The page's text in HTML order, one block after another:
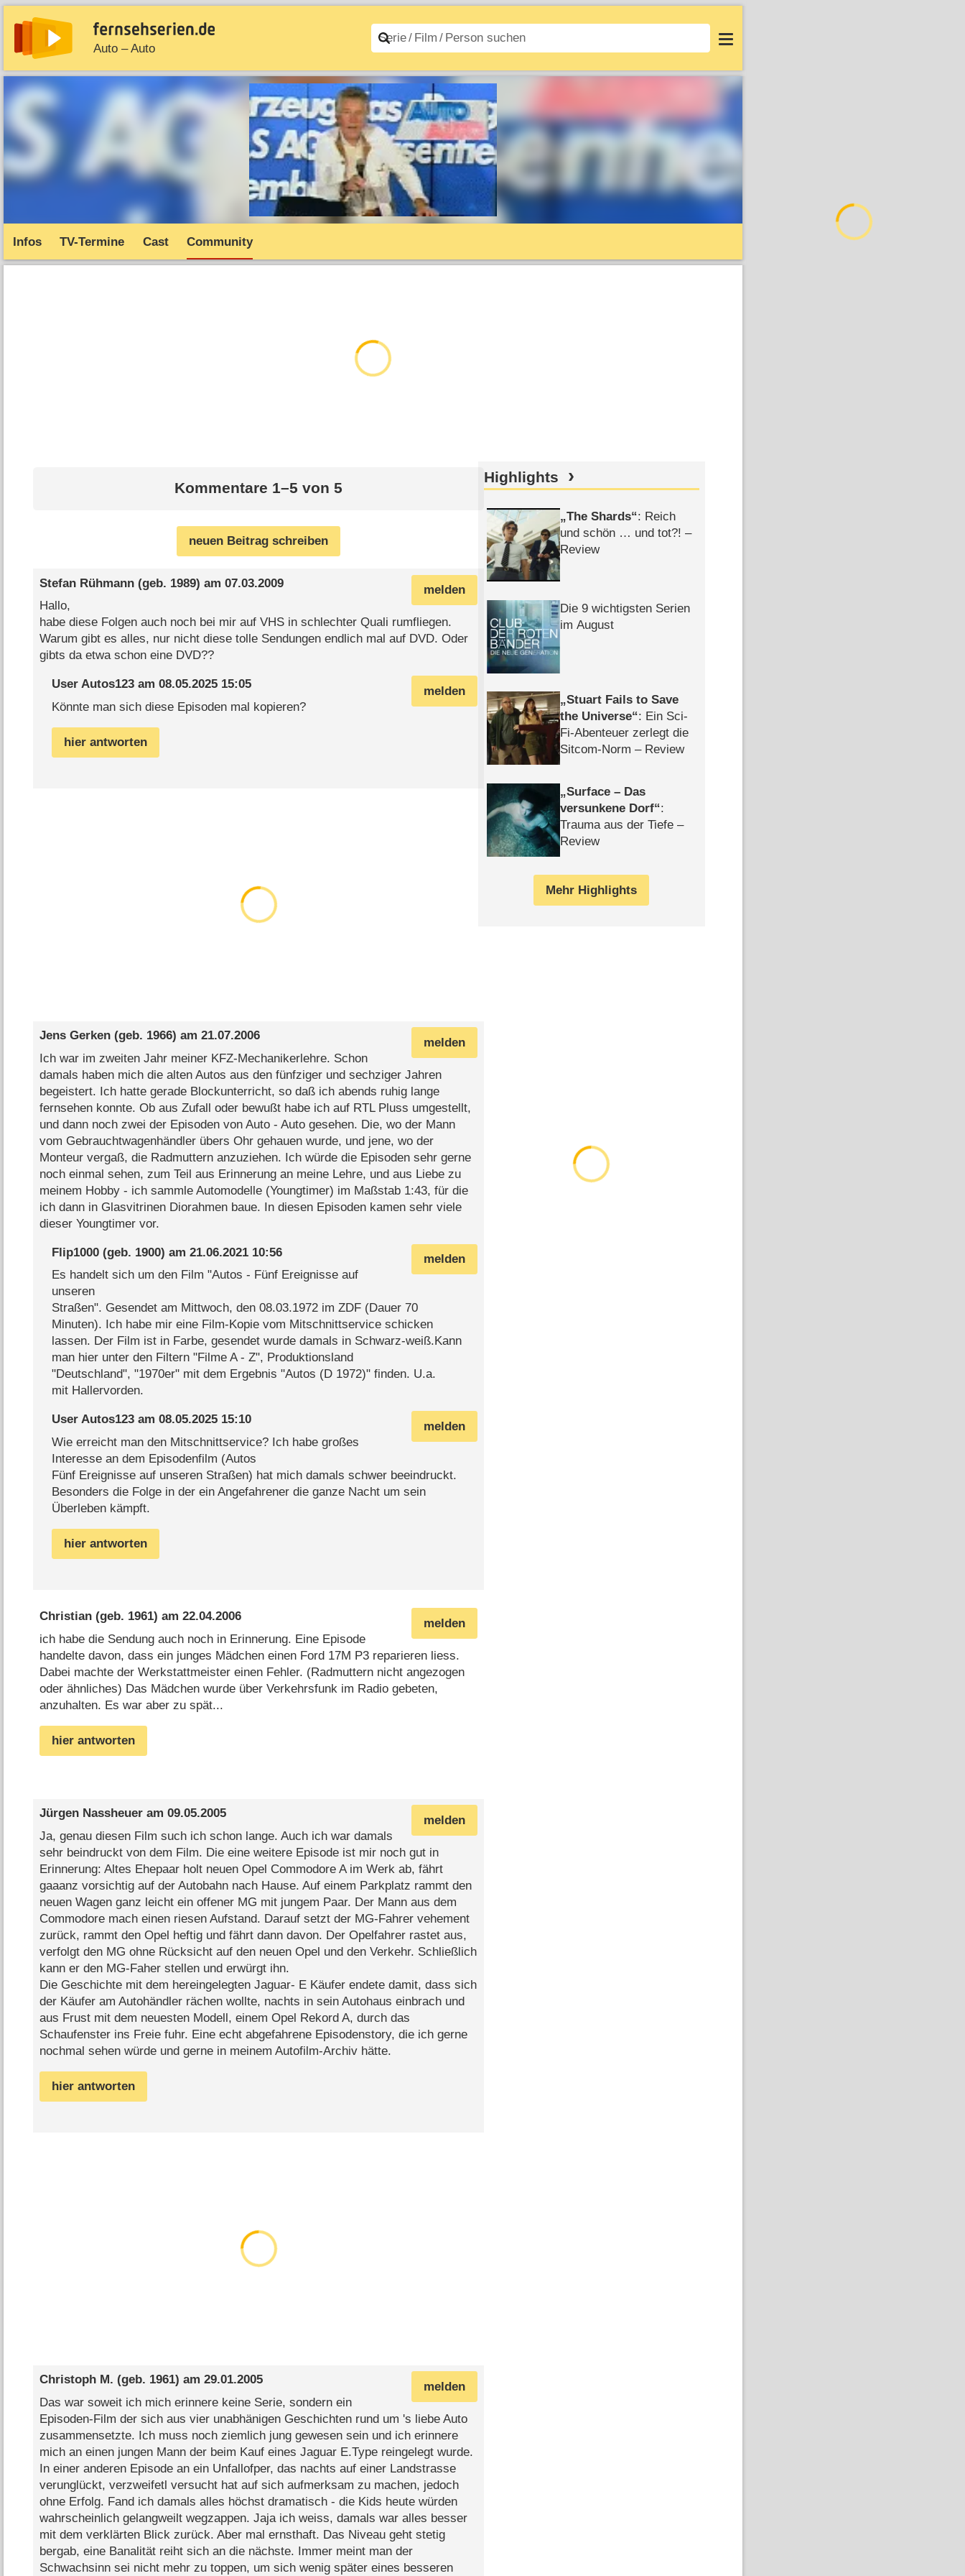
Auto – Auto
News Entdecken Streaming Filme A–Z Login
Infos TV-Termine Cast Community
Kommentare 1–5 von 5
neuen Beitrag schreiben
melden
Stefan Rühmann(geb. 1989) am 07.03.2009
Hallo,
habe diese Folgen auch noch bei mir auf VHS in schlechter Quali rumfliegen.
Warum gibt es alles, nur nicht diese tolle Sendungen endlich mal auf DVD. Oder
gibts da etwa schon eine DVD??
melden
User Autos123am 08.05.2025 15:05
Könnte man sich diese Episoden mal kopieren?
hier antworten
melden
Jens Gerken(geb. 1966) am 21.07.2006
Ich war im zweiten Jahr meiner KFZ-Mechanikerlehre. Schon
damals haben mich die alten Autos aus den fünfziger und sechziger Jahren
begeistert. Ich hatte gerade Blockunterricht, so daß ich abends ruhig lange
fernsehen konnte. Ob aus Zufall oder bewußt habe ich auf RTL Pluss umgestellt,
und dann noch zwei der Episoden von Auto - Auto gesehen. Die, wo der Mann
vom Gebrauchtwagenhändler übers Ohr gehauen wurde, und jene, wo der
Monteur vergaß, die Radmuttern anzuziehen. Ich würde die Episoden sehr gerne
noch einmal sehen, zum Teil aus Erinnerung an meine Lehre, und aus Liebe zu
meinem Hobby - ich sammle Automodelle (Youngtimer) im Maßstab 1:43, für die
ich dann in Glasvitrinen Diorahmen baue. In diesen Episoden kamen sehr viele
dieser Youngtimer vor.
melden
Flip1000(geb. 1900) am 21.06.2021 10:56
Es handelt sich um den Film "Autos - Fünf Ereignisse auf
unseren
Straßen". Gesendet am Mittwoch, den 08.03.1972 im ZDF (Dauer 70
Minuten). Ich habe mir eine Film-Kopie vom Mitschnittservice schicken
lassen. Der Film ist in Farbe, gesendet wurde damals in Schwarz-weiß.Kann
man hier unter den Filtern "Filme A - Z", Produktionsland
"Deutschland", "1970er" mit dem Ergebnis "Autos (D 1972)" finden. U.a.
mit Hallervorden.
melden
User Autos123am 08.05.2025 15:10
Wie erreicht man den Mitschnittservice? Ich habe großes
Interesse an dem Episodenfilm (Autos
Fünf Ereignisse auf unseren Straßen) hat mich damals schwer beeindruckt.
Besonders die Folge in der ein Angefahrener die ganze Nacht um sein
Überleben kämpft.
hier antworten
melden
Christian(geb. 1961) am 22.04.2006
ich habe die Sendung auch noch in Erinnerung. Eine Episode
handelte davon, dass ein junges Mädchen einen Ford 17M P3 reparieren liess.
Dabei machte der Werkstattmeister einen Fehler. (Radmuttern nicht angezogen
oder ähnliches) Das Mädchen wurde über Verkehrsfunk im Radio gebeten,
anzuhalten. Es war aber zu spät...
hier antworten
melden
Jürgen Nassheueram 09.05.2005
Ja, genau diesen Film such ich schon lange. Auch ich war damals
sehr beindruckt von dem Film. Die eine weitere Episode ist mir noch gut in
Erinnerung: Altes Ehepaar holt neuen Opel Commodore A im Werk ab, fährt
gaaanz vorsichtig auf der Autobahn nach Hause. Auf einem Parkplatz rammt den
neuen Wagen ganz leicht ein offener MG mit jungem Paar. Der Mann aus dem
Commodore mach einen riesen Aufstand. Darauf setzt der MG-Fahrer vehement
zurück, rammt den Opel heftig und fährt dann davon. Der Opelfahrer rastet aus,
verfolgt den MG ohne Rücksicht auf den neuen Opel und den Verkehr. Schließlich
kann er den MG-Faher stellen und erwürgt ihn.
Die Geschichte mit dem hereingelegten Jaguar- E Käufer endete damit, dass sich
der Käufer am Autohändler rächen wollte, nachts in sein Autohaus einbrach und
aus Frust mit dem neuesten Modell, einem Opel Rekord A, durch das
Schaufenster ins Freie fuhr. Eine echt abgefahrene Episodenstory, die ich gerne
nochmal sehen würde und gerne in meinem Autofilm-Archiv hätte.
hier antworten
melden
Christoph M. (geb. 1961) am 29.01.2005
Das war soweit ich mich erinnere keine Serie, sondern ein
Episoden-Film der sich aus vier unabhänigen Geschichten rund um 's liebe Auto
zusammensetzte. Ich muss noch ziemlich jung gewesen sein und ich erinnere
mich an einen jungen Mann der beim Kauf eines Jaguar E.Type reingelegt wurde.
In einer anderen Episode an ein Unfallofper, das nachts auf einer Landstrasse
verunglückt, verzweifetl versucht hat auf sich aufmerksam zu machen, jedoch
ohne Erfolg. Fand ich damals alles höchst dramatisch - die Kids heute würden
wahrscheinlich gelangweilt wegzappen. Jaja ich weiss, damals war alles besser
mit dem verklärten Blick zurück. Aber mal ernsthaft. Das Niveau geht stetig
bergab, eine Banalität reiht sich an die nächste. Immer meint man der
Schwachsinn sei nicht mehr zu toppen, um sich wenig später eines besseren
Highlights
The Shards : Reich
und schön … und tot?! –
Review
Die 9 wichtigsten Serien
im August
Stuart Fails to Save
the Universe : Ein Sci-
Fi-Abenteuer zerlegt die
Sitcom-Norm – Review
Surface – Das
versunkene Dorf :
Trauma aus der Tiefe –
Review
Mehr Highlights